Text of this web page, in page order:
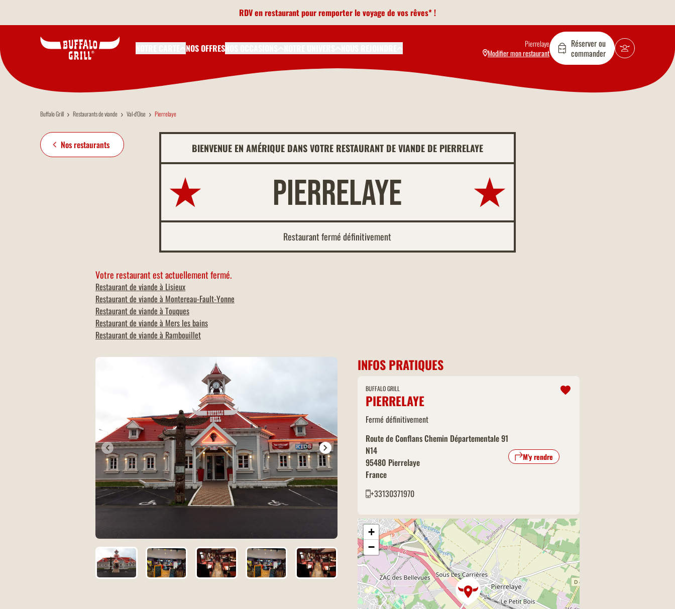
RDV en restaurant pour remporter le voyage de vos rêves* !
NOS OFFRES
Pierrelaye
Modifier mon restaurant
Réserver ou
commander
Buffalo Grill Restaurants de viande Val-d'Oise Pierrelaye
Nos restaurants BIENVENUE EN AMÉRIQUE DANS VOTRE RESTAURANT DE VIANDE DE PIERRELAYE
Pierrelaye
Restaurant fermé définitivement
Votre restaurant est actuellement fermé.
Restaurant de viande à Lisieux
Restaurant de viande à Montereau-Fault-Yonne
Restaurant de viande à Touques
Restaurant de viande à Mers les bains
Restaurant de viande à Rambouillet
INFOS PRATIQUES
BUFFALO GRILL
PIERRELAYE
Fermé définitivement
Route de Conflans Chemin Départementale 91
N14
95480 Pierrelaye
France
M'y rendre
+33130371970
+
−